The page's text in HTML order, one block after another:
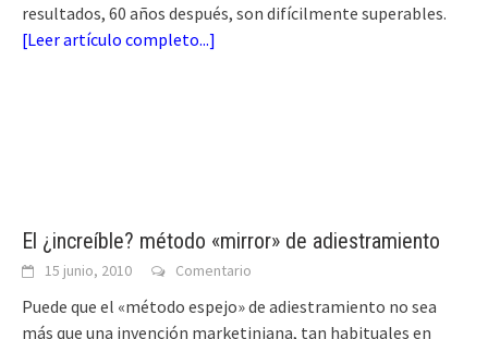
resultados, 60 años después, son difícilmente superables.
[Leer artículo completo...]
El ¿increíble? método «mirror» de adiestramiento
15 junio, 2010 Comentario
Puede que el «método espejo» de adiestramiento no sea
más que una invención marketiniana, tan habituales en